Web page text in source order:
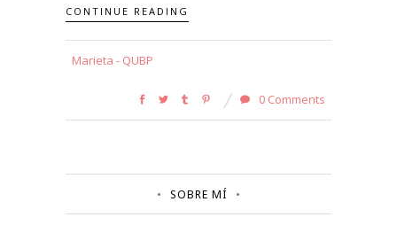
CONTINUE READING
Marieta - QUBP
0 Comments
SOBRE MÍ